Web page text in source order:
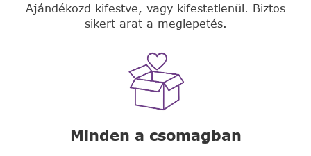
Ajándékozd kifestve, vagy kifestetlenül. Biztos
sikert arat a meglepetés.
Minden a csomagban